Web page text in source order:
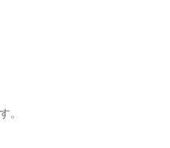
。